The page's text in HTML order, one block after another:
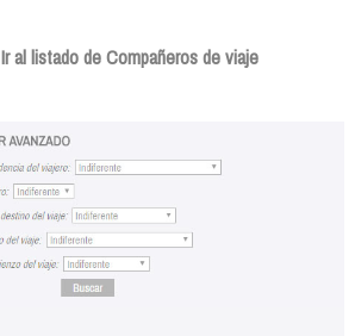
Ir al listado de Compañeros de viaje